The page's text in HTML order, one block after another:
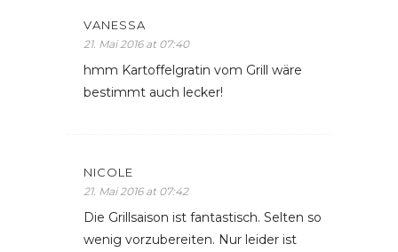
VANESSA
21. Mai 2016 at 07:40
hmm Kartoffelgratin vom Grill wäre
bestimmt auch lecker!
NICOLE
21. Mai 2016 at 07:42
Die Grillsaison ist fantastisch. Selten so
wenig vorzubereiten. Nur leider ist